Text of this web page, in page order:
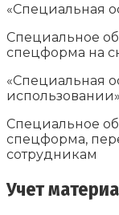
«Специальная
Специальное
спецформа на
«Специальная
использовании»
Специальное
спецформа,
сотрудникам
Учет